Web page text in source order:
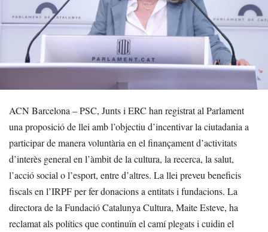
ACN Barcelona – PSC, Junts i ERC han registrat al Parlament
una proposició de llei amb l’objectiu d’incentivar la ciutadania a
participar de manera voluntària en el finançament d’activitats
d’interès general en l’àmbit de la cultura, la recerca, la salut,
l’acció social o l’esport, entre d’altres. La llei preveu beneficis
fiscals en l’IRPF per fer donacions a entitats i fundacions. La
directora de la Fundació Catalunya Cultura, Maite Esteve, ha
reclamat als polítics que continuïn el camí plegats i cuidin el